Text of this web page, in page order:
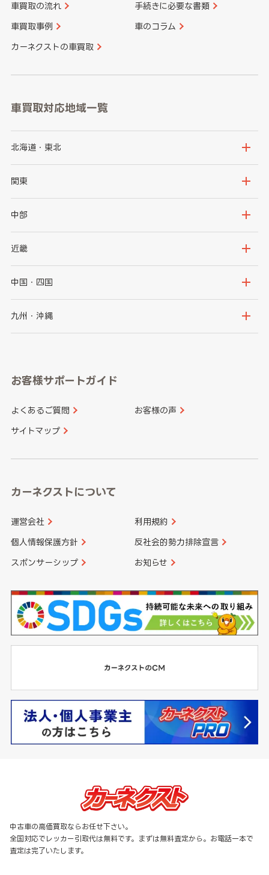
車買取の流れ 手続きに必要な書類
車買取事例 車のコラム
カーネクストの車買取
車買取対応地域一覧
北海道・東北
北海道
岩手県
秋田県
関東
茨城県
群馬県
千葉県
中部
新潟県
石川県
山梨県
愛知県
近畿
大阪府
京都府
和歌山県
中国・四国
鳥取県
山口県
香川県 愛媛県
九州・沖縄
長崎県
大分県 宮崎県
お客様サポートガイド
よくあるご質問 お客様の声
サイトマップ
カーネクストについて
運営会社 利用規約
個人情報保護方針 反社会的勢力排除宣言
スポンサーシップ お知らせ
中古車の高価買取ならお任せ下さい。
全国対応でレッカー引取代は無料です。まずは無料査定から。お電話一本で
査定は完了いたします。